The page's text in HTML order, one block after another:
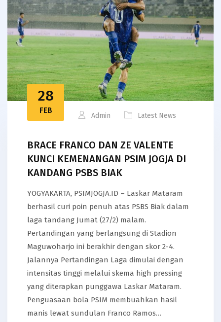
28
FEB
Admin Latest News
BRACE FRANCO DAN ZE VALENTE
KUNCI KEMENANGAN PSIM JOGJA DI
KANDANG PSBS BIAK
YOGYAKARTA, PSIMJOGJA.ID – Laskar Mataram
berhasil curi poin penuh atas PSBS Biak dalam
laga tandang Jumat (27/2) malam.
Pertandingan yang berlangsung di Stadion
Maguwoharjo ini berakhir dengan skor 2-4.
Jalannya Pertandingan Laga dimulai dengan
intensitas tinggi melalui skema high pressing
yang diterapkan punggawa Laskar Mataram.
Penguasaan bola PSIM membuahkan hasil
manis lewat sundulan Franco Ramos…